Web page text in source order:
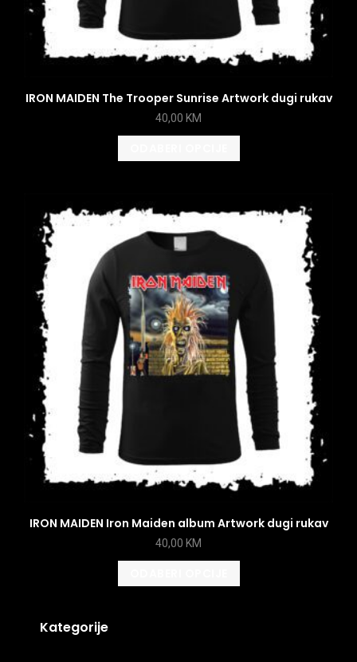
Kategorije
IRON MAIDEN The Trooper Sunrise Artwork dugi rukav
40,00 KM
IRON MAIDEN Iron Maiden album Artwork dugi rukav
40,00 KM